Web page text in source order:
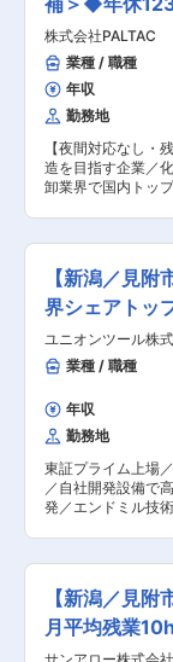
組立が可能な環境
・機械図面の読解
および組立 ・寸法
全および品質管理
成 ■組織環境 従業員35名の規模で、現場主体の
落ち着いた職場で
ます。「従業員が
する」という考え
土が根付いており
うポジションが期
ち自己研鑽を重ね
に自身の価値を高
制、年間休日110日
業服貸与、冷暖房
手当、産休・育休
など福利厚生が充
く、安心して働き続け
魅力 創業65年以上
む幅広い顧客と安
市という立地の良
一様の機械製造で
高く成長できる企業です。 変更の
める業務
株式会社PALTAC
業種 / 職種
年収
勤務地
【夜間対応なし・
造を目指す企業／
卸業界で国内トッ
製化する事でコス
応の実現を進めて
流設備の整備、点
設備の異常復旧、施
務の特徴： ・物流
や依頼を受けて、
様々な部署の方と
ら業務を進めてい
画に基づいてメン
防保全と日々の点
外の対応等に追わ
ん。小売店等への
するためにも、日
インの稼働を止め
ンとなります。 ■このポジションの魅力 ・ワー
クライフバランス
日、夜勤無し、月
イフバランスを大
自社の物流センタ
者からのタイトな
【新潟／見
界シェアトッ
ユニオンツール株
業種 / 職種
年収
勤務地
東証プライム上場
／自社開発設備で
発／エンドミル技
う切削工具の開発
を担当します。 ・
ドミル工具の技術
ためのマシニングセン
細： ・エンドミル
【新潟／見
月平均残業
◎